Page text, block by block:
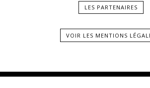
LES PARTENAIRES
VOIR LES MENTIONS